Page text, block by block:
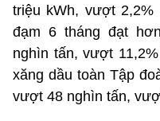
triệu kWh, vượt 2,2%
đạm 6 tháng đạt
nghìn tấn, vượt
xăng dầu toàn Tập
vượt 48 nghìn tấn,